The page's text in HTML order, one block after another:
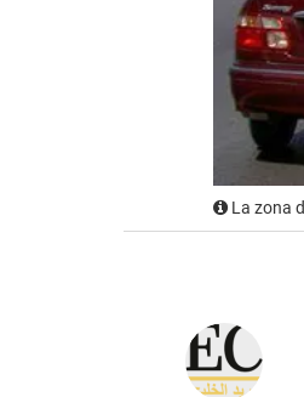
La zona